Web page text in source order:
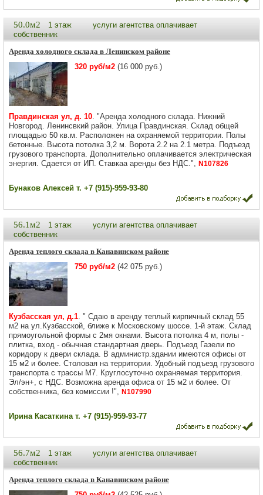
50.0м2 1 этаж
услуги агентства оплачивает
собственник
Аренда холодного склада в Ленинском районе
320 руб/м2 (16 000 руб.)
Правдинская ул, д. 10. "Аренда холодного склада. Нижний
Новгород. Ленинсвкий район. Улица Правдинская. Склад общей
площадью 50 кв.м. Расположен на охраняемой территории. Полы
бетонные. Высота потолка 3,2 м. Ворота 2.2 на 2.1 метра. Подъезд
грузового транспорта. Дополнительно оплачивается электрическая
энергия. Сдается от ИП. Ставкаа аренды без НДС.", N107826
Бунаков Алексей т. +7 (915)-959-93-80
56.1м2 1 этаж
услуги агентства оплачивает
собственник
Аренда теплого склада в Канавинском районе
750 руб/м2 (42 075 руб.)
Кузбасская ул, д.1. " Сдаю в аренду теплый кирпичный склад 55
м2 на ул.Кузбасской, ближе к Московскому шоссе. 1-й этаж. Склад
прямоугольной формы с 2мя окнами. Высота потолка 4 м, полы -
плитка, вход - обычная стандартная дверь. Подъезд Газели по
коридору к двери склада. В администр.здании имеются офисы от
15 м2 и более. Столовая на территории. Удобный подъезд грузового
транспорта с трассы М7. Круглосуточно охраняемая территория.
Эл/эн+, с НДС. Возможна аренда офиса от 15 м2 и более. От
собственника, без комиссии !", N107990
Ирина Касаткина т. +7 (915)-959-93-77
56.7м2 1 этаж
услуги агентства оплачивает
собственник
Аренда теплого склада в Канавинском районе